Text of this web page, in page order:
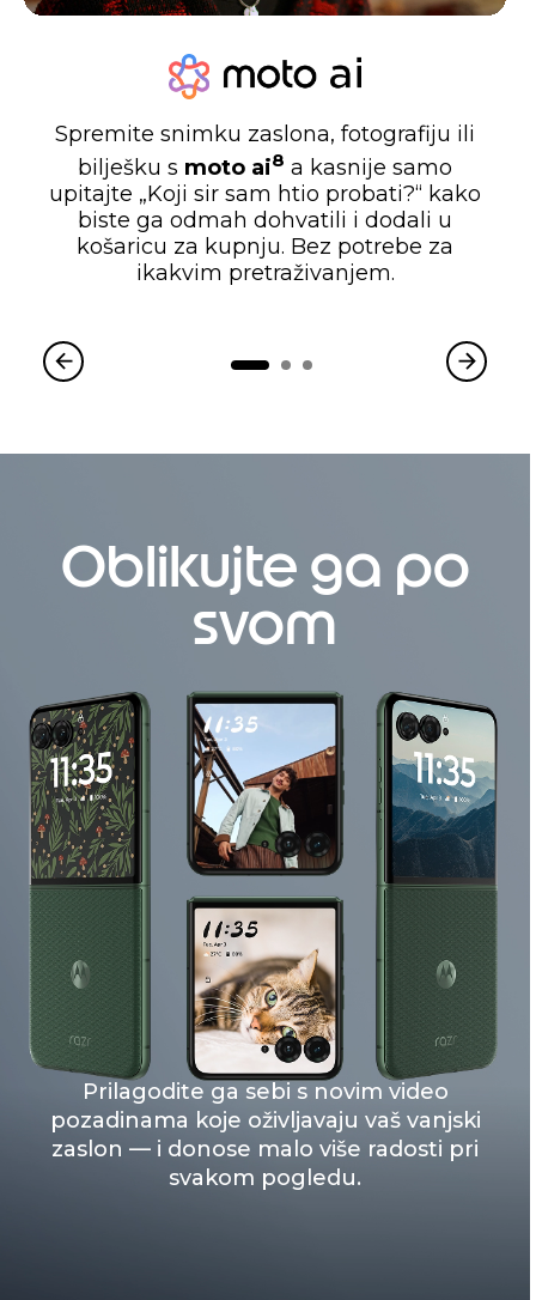
Spremite snimku zaslona, fotografiju ili
bilješku s moto ai8 a kasnije samo
upitajte „Koji sir sam htio probati?“ kako
biste ga odmah dohvatili i dodali u
košaricu za kupnju. Bez potrebe za
ikakvim pretraživanjem.
Oblikujte ga po
svom
Prilagodite ga sebi s novim video
pozadinama koje oživljavaju vaš vanjski
zaslon — i donose malo više radosti pri
svakom pogledu.